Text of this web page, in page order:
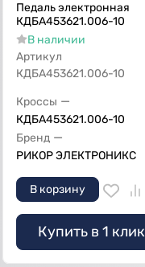
Педаль электронная
КДБА453621.006-10
В наличии
Артикул
КДБА453621.006-10
Кроссы —
КДБА453621.006-10
Бренд —
РИКОР ЭЛЕКТРОНИКС
В корзину
Купить в 1 клик